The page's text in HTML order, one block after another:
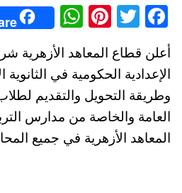
Fa
ce
bo
ok
T
wi
tte
r
Pi
nt
er
es
t
W
ha
ts
A
pp
أعلن قطاع المعاهد الأزهرية
وطريقة التحويل والتقديم
العامة والخاصة من مدارس
المعاهد الأزهرية في جميع